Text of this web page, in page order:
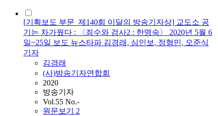
[기획보도 부문_제140회 이달의 방송기자상] 교도소 공
기는 차가웠다 : 〈죄수와 검사2 : 한명숙〉 2020년 5월 6
일~25일 보도 뉴스타파 김경래, 심인보, 정형민, 오준식
기자
김경래
(사)방송기자연합회
2020
방송기자
Vol.55 No.-
원문보기 2